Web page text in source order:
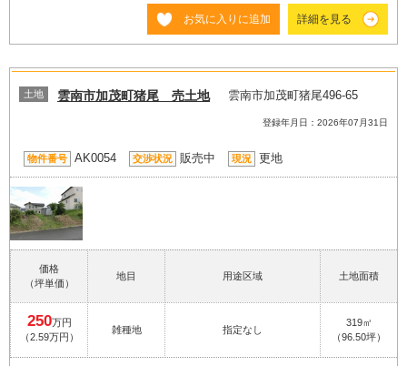
お気に入りに追加 詳細を見る
土地 雲南市加茂町猪尾 売土地 雲南市加茂町猪尾496-65
登録年月日：2026年07月31日
物件番号 AK0054 交渉状況 販売中 現況 更地
価格
（坪単価）
地目 用途区域 土地面積
250万円
（2.59万円）
雑種地 指定なし
319㎡
（96.50坪）